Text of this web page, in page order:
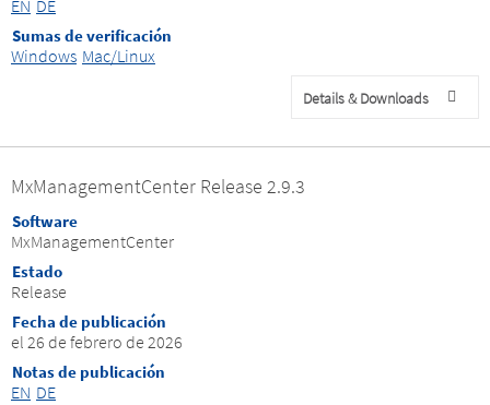
EN DE
Sumas de verificación
Windows Mac/Linux
Details & Downloads
MxManagementCenter Release 2.9.3
Software
MxManagementCenter
Estado
Release
Fecha de publicación
el 26 de febrero de 2026
Notas de publicación
EN DE